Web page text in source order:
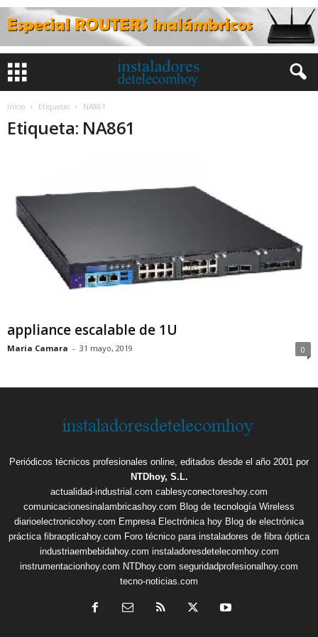
Inicio Etiquetas NA861
Etiqueta: NA861
appliance escalable de 1U
Maria Camara - 31 mayo, 2019 0
Periódicos técnicos profesionales online, editados desde el año 2001 por
NTDhoy, S.L.
actualidad-industrial.com cablesyconectoreshoy.com
comunicacionesinalambricashoy.com Blog de tecnología Wireless
diarioelectronicohoy.com Empresa Electrónica hoy Blog de electrónica
práctica fibraopticahoy.com Foro técnico para instaladores de fibra óptica
industriaembebidahoy.com instaladoresdetelecomhoy.com
instrumentacionhoy.com NTDhoy.com seguridadprofesionalhoy.com
tecno-noticias.com